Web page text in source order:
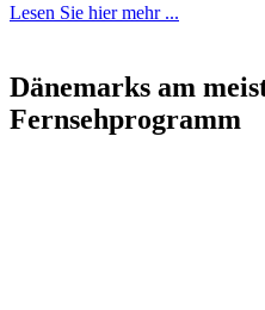
Lesen Sie hier mehr ...
Dänemarks am
Fernsehprogramm